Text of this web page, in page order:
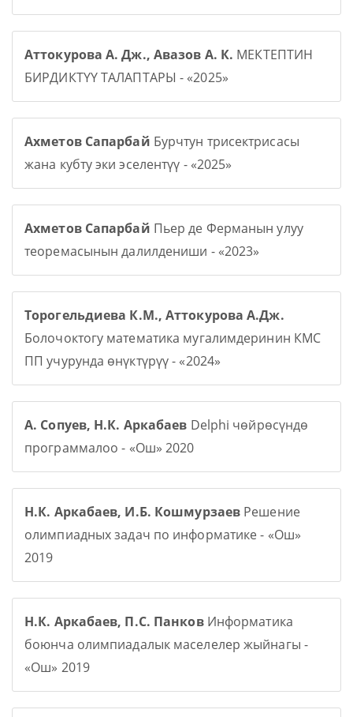
Аттокурова А. Дж., Авазов А. К. МЕКТЕПТИН
БИРДИКТҮҮ ТАЛАПТАРЫ - «2025»
Ахметов Сапарбай Бурчтун трисектрисасы
жана кубту эки эселентүү - «2025»
Ахметов Сапарбай Пьер де Ферманын улуу
теоремасынын далилдениши - «2023»
Торогельдиева К.М., Аттокурова А.Дж.
Болочоктогу математика мугалимдеринин КМС
ПП учурунда өнүктүрүү - «2024»
А. Сопуев, Н.К. Аркабаев Delphi чөйрөсүндө
программалоо - «Ош» 2020
Н.К. Аркабаев, И.Б. Кошмурзаев Решение
олимпиадных задач по информатике - «Ош»
2019
Н.К. Аркабаев, П.С. ПанковИнформатика
боюнча олимпиадалык маселелер жыйнагы -
«Ош» 2019